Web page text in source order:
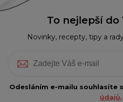
To nejlepší do
Novinky, recepty, tipy a
Odesláním e-mailu souhlasíte
údajů.